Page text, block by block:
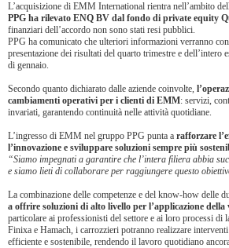
L’acquisizione di EMM International rientra nell’ambito
PPG ha rilevato ENQ BV dal fondo di private equity
finanziari dell’accordo non sono stati resi pubblici.
PPG ha comunicato che ulteriori informazioni verranno
presentazione dei risultati del quarto trimestre e dell’intero
di gennaio.
Secondo quanto dichiarato dalle aziende coinvolte,
cambiamenti operativi per i clienti di EMM: servizi,
invariati, garantendo continuità nelle attività quotidiane.
L’ingresso di EMM nel gruppo PPG punta a rafforzare
l’innovazione e sviluppare soluzioni sempre più
“Siamo impegnati a garantire che l’intera filiera abbia
e siamo lieti di collaborare per raggiungere questo
La combinazione delle competenze e del know-how delle
a offrire soluzioni di alto livello per l’applicazione della
particolare ai professionisti del settore e ai loro processi di
Finixa e Hamach, i carrozzieri potranno realizzare
efficiente e sostenibile, rendendo il lavoro quotidiano